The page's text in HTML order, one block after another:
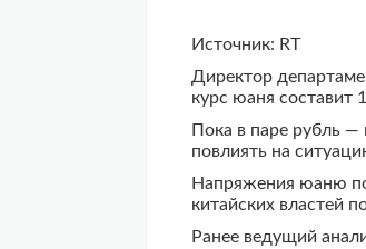
Источник: RT
Директор
курс юаня составит
Пока в паре рубль —
повлиять на
Напряжения юаню
китайских властей
Ранее ведущий